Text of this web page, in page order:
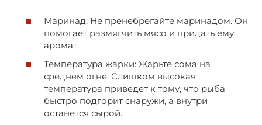
Маринад: Не пренебрегайте маринадом. Он
помогает размягчить мясо и придать ему
аромат.
Температура жарки: Жарьте сома на
среднем огне. Слишком высокая
температура приведет к тому, что рыба
быстро подгорит снаружи, а внутри
останется сырой.